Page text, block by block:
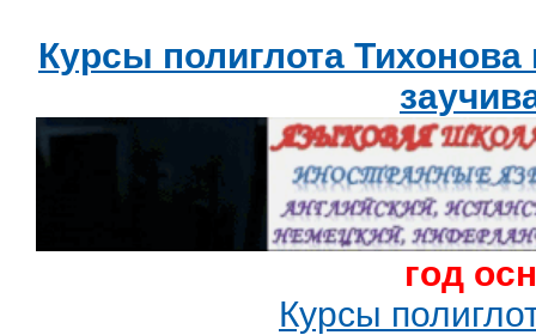
Курсы полиглота
год
Курсы